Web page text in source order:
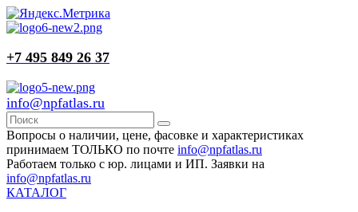
+7 495 849 26 37
info@npfatlas.ru
Вопросы о наличии, цене, фасовке и характеристиках
принимаем ТОЛЬКО по почте info@npfatlas.ru
Работаем только с юр. лицами и ИП. Заявки на
info@npfatlas.ru
КАТАЛОГ